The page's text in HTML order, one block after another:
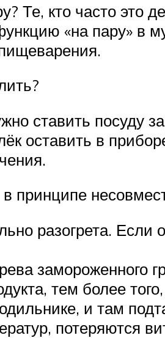
Те, кто часто это
«на пару» в
ставить посуду
оставить в
принципе
разогрета. Если
замороженного
тем более
и там
потеряются